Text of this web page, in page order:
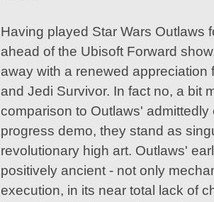
Having played Star Wars Outlaws
ahead of the Ubisoft Forward
away with a renewed appreciation
and Jedi Survivor. In fact no, a bit
comparison to Outlaws' admittedly
progress demo, they stand as
revolutionary high art. Outlaws'
positively ancient - not only
execution, in its near total lack of